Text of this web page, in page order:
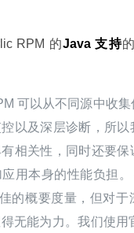
RPM 的Java 支持
可以从不同源中收
以及深层诊断，所以
相关性，同时还要保
用本身的性能负担
的概要度量，但对于
无能为力。我们使用